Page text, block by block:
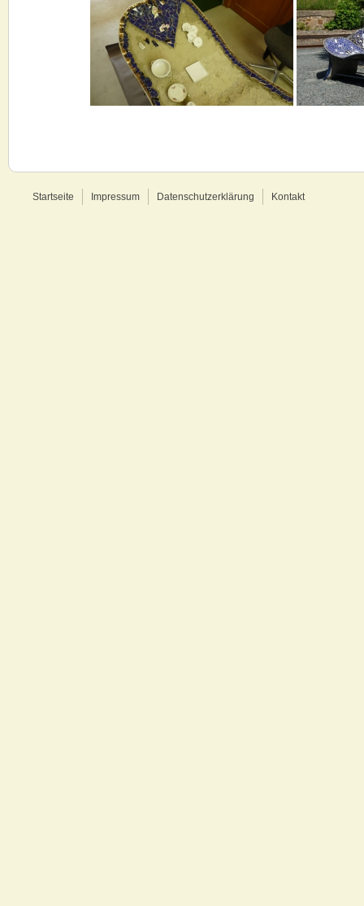
Startseite Impressum Datenschutzerklärung Kontakt